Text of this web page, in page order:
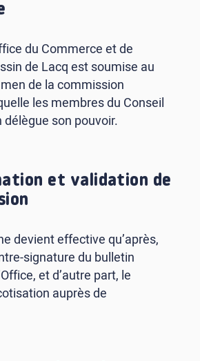
du Commerce et de
de Lacq est soumise au
de la commission
les membres du Conseil
son pouvoir.
et validation de
devient effective qu’après,
signature du bulletin
et d’autre part, le
auprès de